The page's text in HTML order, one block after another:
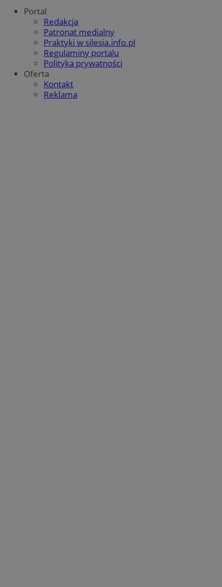
Portal
Redakcja
Patronat medialny
Praktyki w silesia.info.pl
Regulaminy portalu
Polityka prywatności
Oferta
Kontakt
Reklama